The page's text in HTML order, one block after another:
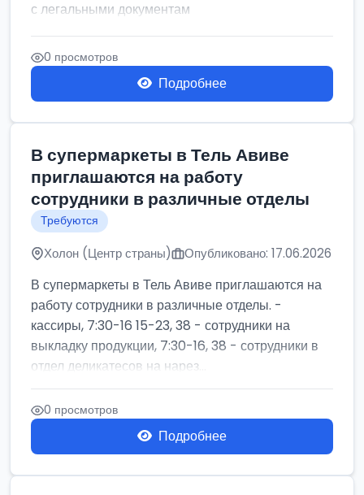
с легальными документам
0 просмотров
Подробнее
В супермаркеты в Тель Авиве
приглашаются на работу
сотрудники в различные отделы
Требуются
Холон (Центр страны) Опубликовано: 17.06.2026
В супермаркеты в Тель Авиве приглашаются на
работу сотрудники в различные отделы. -
кассиры, 7:30-16 15-23, 38 - сотрудники на
выкладку продукции, 7:30-16, 38 - сотрудники в
отдел деликатесов на нарез...
0 просмотров
Подробнее